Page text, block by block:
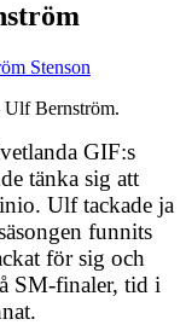
Stenson
Ulf Bernström.
GIF:s
tänka sig att
Ulf tackade ja
funnits
för sig och
SM-finaler, tid i